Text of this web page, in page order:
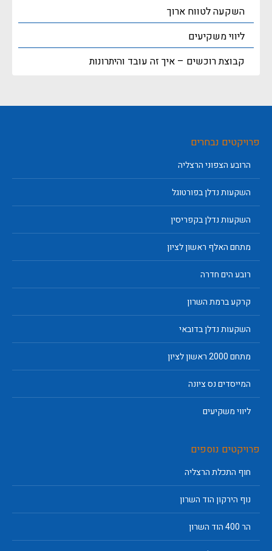
השקעה לטווח ארוך
ליווי משקיעים
קבוצת רוכשים – איך זה עובד והיתרונות
פרויקטים נבחרים
הרובע הצפוני הרצליה
השקעות נדלן בפורטוגל
השקעות נדלן בקפריסין
מתחם האלף ראשון לציון
רובע הים חדרה
קרקע ברמת השרון
השקעות נדלן בדובאי
מתחם 2000 ראשון לציון
המייסדים נס ציונה
ליווי משקיעים
פרויקטים נוספים
חוף התכלת הרצליה
נוף הירקון הוד השרון
הר 400 הוד השרון